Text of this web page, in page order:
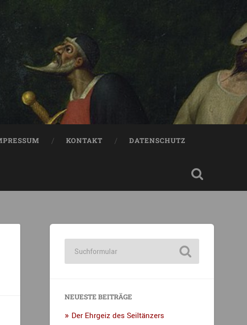
KONTAKT DATENSCHUTZ
NEUESTE BEITRÄGE
Der Ehrgeiz des Seiltänzers